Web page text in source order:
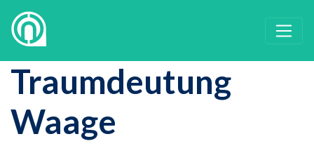
Traumdeutung
Waage